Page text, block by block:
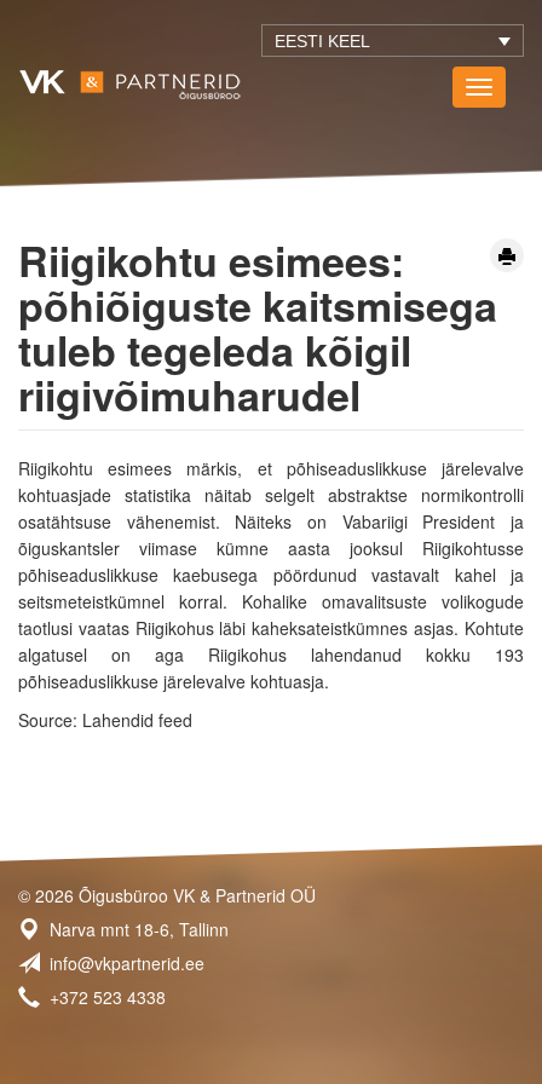
EESTI KEEL
Toggle
Riigikohtu esimees:
põhiõiguste kaitsmisega
tuleb tegeleda kõigil
riigivõimuharudel
Riigikohtu esimees märkis, et põhiseaduslikkuse järelevalve
kohtuasjade statistika näitab selgelt abstraktse normikontrolli
osatähtsuse vähenemist. Näiteks on Vabariigi President ja
õiguskantsler viimase kümne aasta jooksul Riigikohtusse
põhiseaduslikkuse kaebusega pöördunud vastavalt kahel ja
seitsmeteistkümnel korral. Kohalike omavalitsuste volikogude
taotlusi vaatas Riigikohus läbi kaheksateistkümnes asjas. Kohtute
algatusel on aga Riigikohus lahendanud kokku 193
põhiseaduslikkuse järelevalve kohtuasja.
Source: Lahendid feed
© 2026 Õigusbüroo VK & Partnerid OÜ
Narva mnt 18-6, Tallinn
info@vkpartnerid.ee
+372 523 4338